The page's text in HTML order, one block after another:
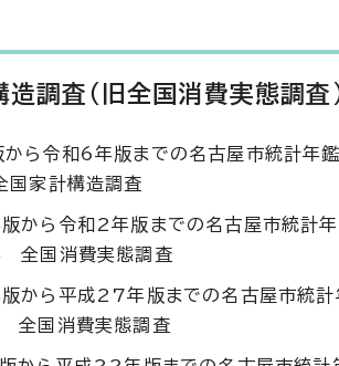
調査（旧全国消費実態調査
から令和6年版までの名古屋市統計
家計構造調査
から令和2年版までの名古屋市統
全国消費実態調査
から平成27年版までの名古屋市統
全国消費実態調査